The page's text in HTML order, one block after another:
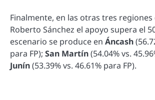
Finalmente, en las otras tres
Roberto Sánchez el apoyo supera el
escenario se produce en Áncash
para FP); San Martín(54.04% vs.
Junín(53.39% vs. 46.61% para FP).